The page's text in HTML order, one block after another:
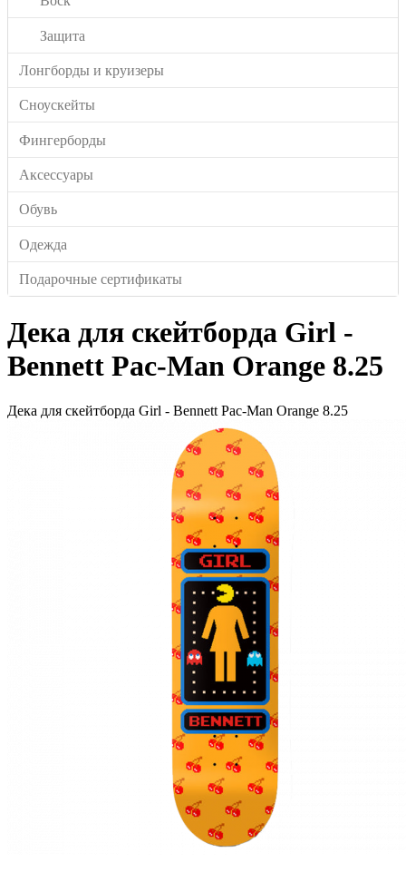
Защита
Лонгборды и круизеры
Сноускейты
Фингерборды
Аксессуары
Обувь
Одежда
Подарочные сертификаты
Дека для скейтборда Girl -
Bennett Pac-Man Orange 8.25
Дека для скейтборда Girl - Bennett Pac-Man Orange 8.25